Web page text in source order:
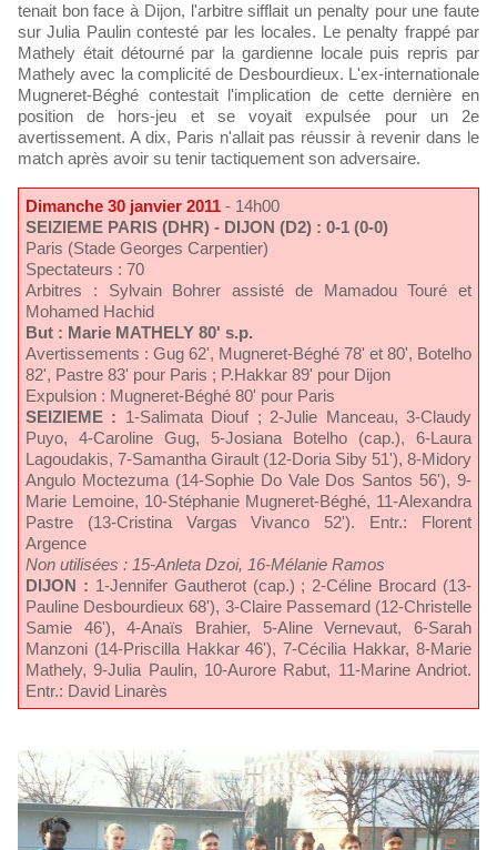
tenait bon face à Dijon, l'arbitre sifflait un penalty pour une faute
sur Julia Paulin contesté par les locales. Le penalty frappé par
Mathely était détourné par la gardienne locale puis repris par
Mathely avec la complicité de Desbourdieux. L'ex-internationale
Mugneret-Béghé contestait l'implication de cette dernière en
position de hors-jeu et se voyait expulsée pour un 2e
avertissement. A dix, Paris n'allait pas réussir à revenir dans le
match après avoir su tenir tactiquement son adversaire.
Dimanche 30 janvier 2011 - 14h00
SEIZIEME PARIS (DHR) - DIJON (D2) : 0-1 (0-0)
Paris (Stade Georges Carpentier)
Spectateurs : 70
Arbitres : Sylvain Bohrer assisté de Mamadou Touré et
Mohamed Hachid
But : Marie MATHELY 80' s.p.
Avertissements : Gug 62', Mugneret-Béghé 78' et 80', Botelho
82', Pastre 83' pour Paris ; P.Hakkar 89' pour Dijon
Expulsion : Mugneret-Béghé 80' pour Paris
SEIZIEME : 1-Salimata Diouf ; 2-Julie Manceau, 3-Claudy
Puyo, 4-Caroline Gug, 5-Josiana Botelho (cap.), 6-Laura
Lagoudakis, 7-Samantha Girault (12-Doria Siby 51'), 8-Midory
Angulo Moctezuma (14-Sophie Do Vale Dos Santos 56'), 9-
Marie Lemoine, 10-Stéphanie Mugneret-Béghé, 11-Alexandra
Pastre (13-Cristina Vargas Vivanco 52'). Entr.: Florent
Argence
Non utilisées : 15-Anleta Dzoi, 16-Mélanie Ramos
DIJON : 1-Jennifer Gautherot (cap.) ; 2-Céline Brocard (13-
Pauline Desbourdieux 68'), 3-Claire Passemard (12-Christelle
Samie 46'), 4-Anaïs Brahier, 5-Aline Vernevaut, 6-Sarah
Manzoni (14-Priscilla Hakkar 46'), 7-Cécilia Hakkar, 8-Marie
Mathely, 9-Julia Paulin, 10-Aurore Rabut, 11-Marine Andriot.
Entr.: David Linarès